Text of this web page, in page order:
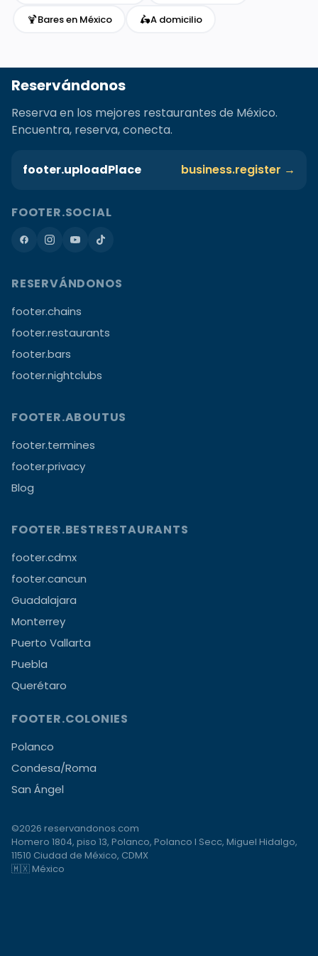
🍹Bares en México 🛵A domicilio
Reservándonos
Reserva en los mejores restaurantes de México.
Encuentra, reserva, conecta.
footer.uploadPlace business.register →
FOOTER.SOCIAL
RESERVÁNDONOS
footer.chains
footer.restaurants
footer.bars
footer.nightclubs
FOOTER.ABOUTUS
footer.termines
footer.privacy
Blog
FOOTER.BESTRESTAURANTS
footer.cdmx
footer.cancun
Guadalajara
Monterrey
Puerto Vallarta
Puebla
Querétaro
FOOTER.COLONIES
Polanco
Condesa/Roma
San Ángel
©2026 reservandonos.com
Homero 1804, piso 13, Polanco, Polanco I Secc, Miguel Hidalgo,
11510 Ciudad de México, CDMX
🇲🇽 México